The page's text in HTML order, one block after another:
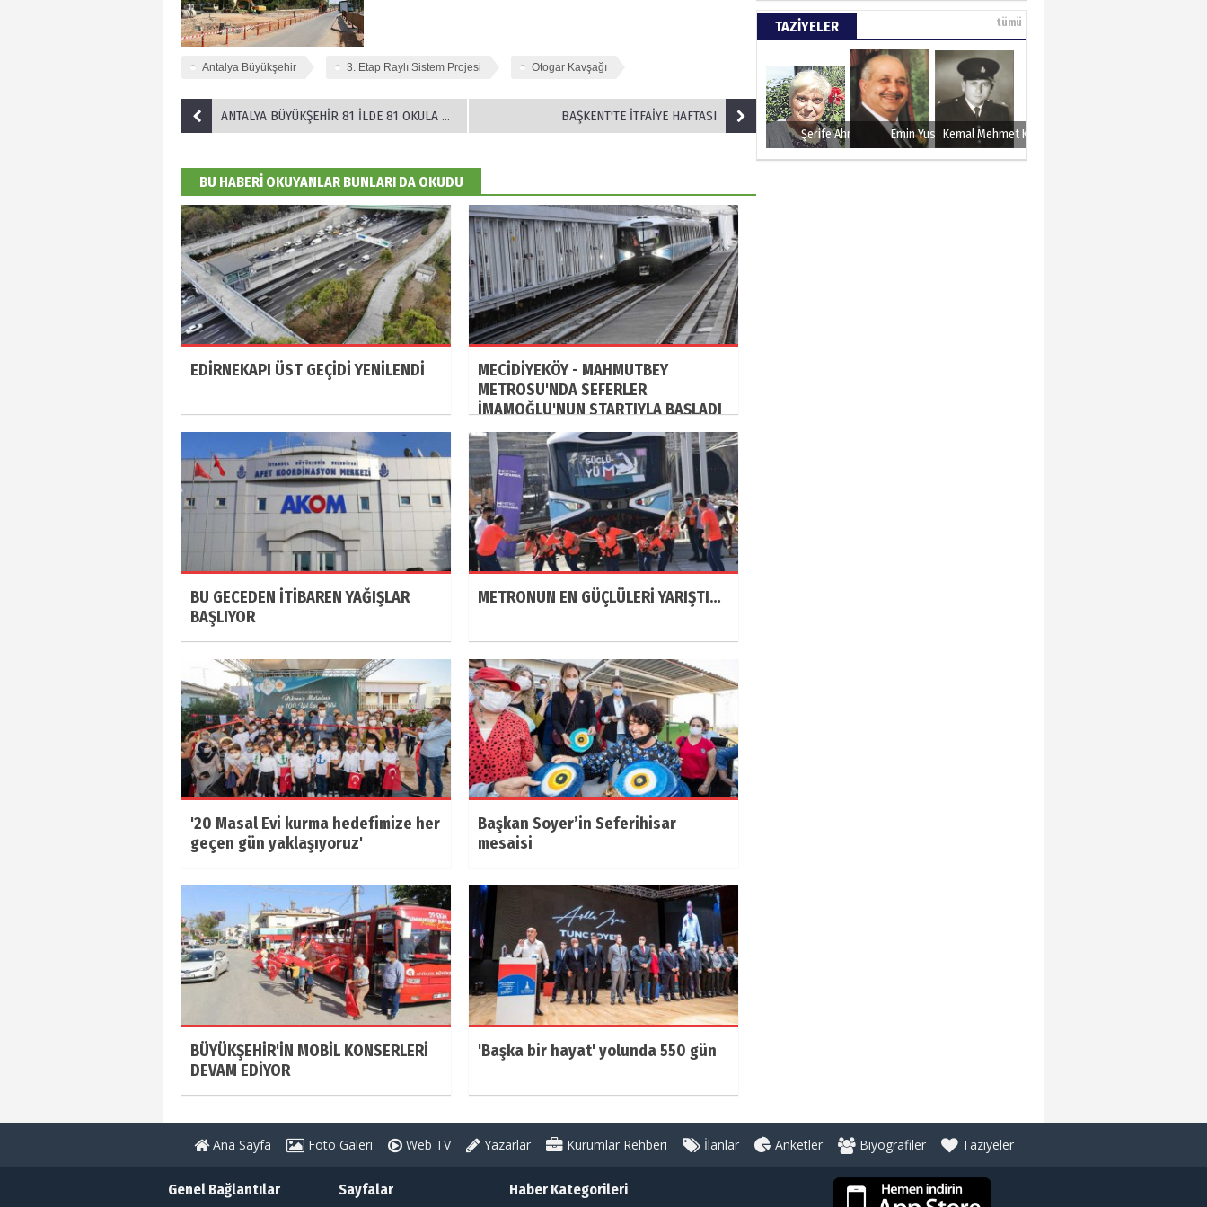
Antalya Büyükşehir 3. Etap Raylı Sistem Projesi Otogar Kavşağı
ANTALYA BÜYÜKŞEHİR 81 İLDE 81 OKULA MUZ GÖNDERDİ BAŞKENT'TE İTFAİYE HAFTASI
BU HABERİ OKUYANLAR BUNLARI DA OKUDU
EDİRNEKAPI ÜST GEÇİDİ YENİLENDİ
MECİDİYEKÖY - MAHMUTBEY
METROSU'NDA SEFERLER
İMAMOĞLU'NUN STARTIYLA BAŞLADI
BU GECEDEN İTİBAREN YAĞIŞLAR
BAŞLIYOR
METRONUN EN GÜÇLÜLERİ YARIŞTI…
'20 Masal Evi kurma hedefimize her
geçen gün yaklaşıyoruz'
Başkan Soyer’in Seferihisar
mesaisi
BÜYÜKŞEHİR'İN MOBİL KONSERLERİ
DEVAM EDİYOR
'Başka bir hayat' yolunda 550 gün
Türkiye tarımla para
kazanır..
60. Yılında 27 Mayıs 1960
SUAY KARAMAN
TAZİYELER tümü
Şerife Ahmet Emin YusufKemal Mehmet Kanmaz
Ana Sayfa Foto Galeri Web TV Yazarlar Kurumlar Rehberi İlanlar Anketler Biyografiler Taziyeler
Genel Bağlantılar Sayfalar Haber Kategorileri